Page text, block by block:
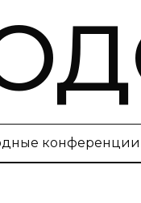
конференции